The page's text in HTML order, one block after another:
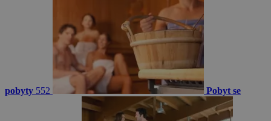
pobyty 552 Pobyt se